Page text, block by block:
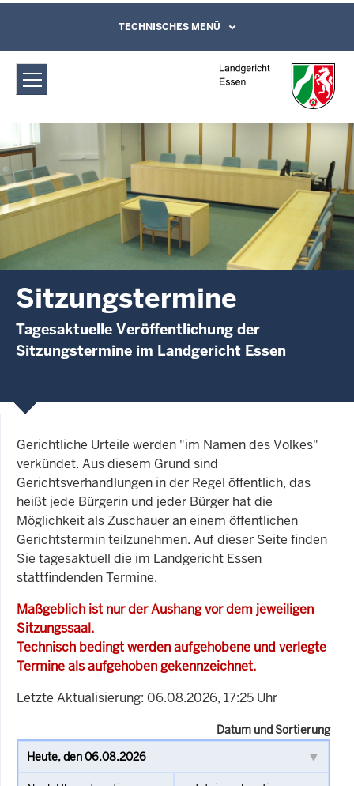
Landgericht Essen: Sitzungstermine
Direkt zum Inhalt
Leichte Sprache, Gebärdensprachenvideo
und Kontaktformular
TECHNISCHES MENÜ
Sitzungstermine
Tagesaktuelle Veröffentlichung der
Sitzungstermine im Landgericht Essen
Gerichtliche Urteile werden "im Namen des Volkes"
verkündet. Aus diesem Grund sind
Gerichtsverhandlungen in der Regel öffentlich, das
heißt jede Bürgerin und jeder Bürger hat die
Möglichkeit als Zuschauer an einem öffentlichen
Gerichtstermin teilzunehmen. Auf dieser Seite finden
Sie tagesaktuell die im Landgericht Essen
stattfindenden Termine.
Maßgeblich ist nur der Aushang vor dem jeweiligen
Sitzungssaal.
Technisch bedingt werden aufgehobene und verlegte
Termine als aufgehoben gekennzeichnet.
Letzte Aktualisierung: 06.08.2026, 17:25 Uhr
Datum und Sortierung